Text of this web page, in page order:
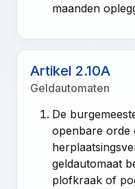
maanden
Artikel 2.10A
Geldautomaten
De
openbare orde
geldautomaat
plofkraak of